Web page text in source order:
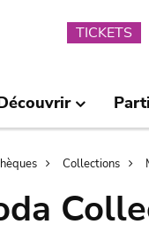
TICKETS
Collections